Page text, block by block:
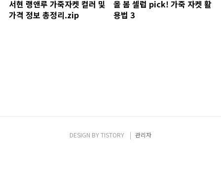
서현 랭앤루 가죽자켓 컬러 및
가격 정보 총정리.zip
올 봄 셀럽 pick! 가죽 자켓 활
용법 3
DESIGN BYTISTORY 관리자